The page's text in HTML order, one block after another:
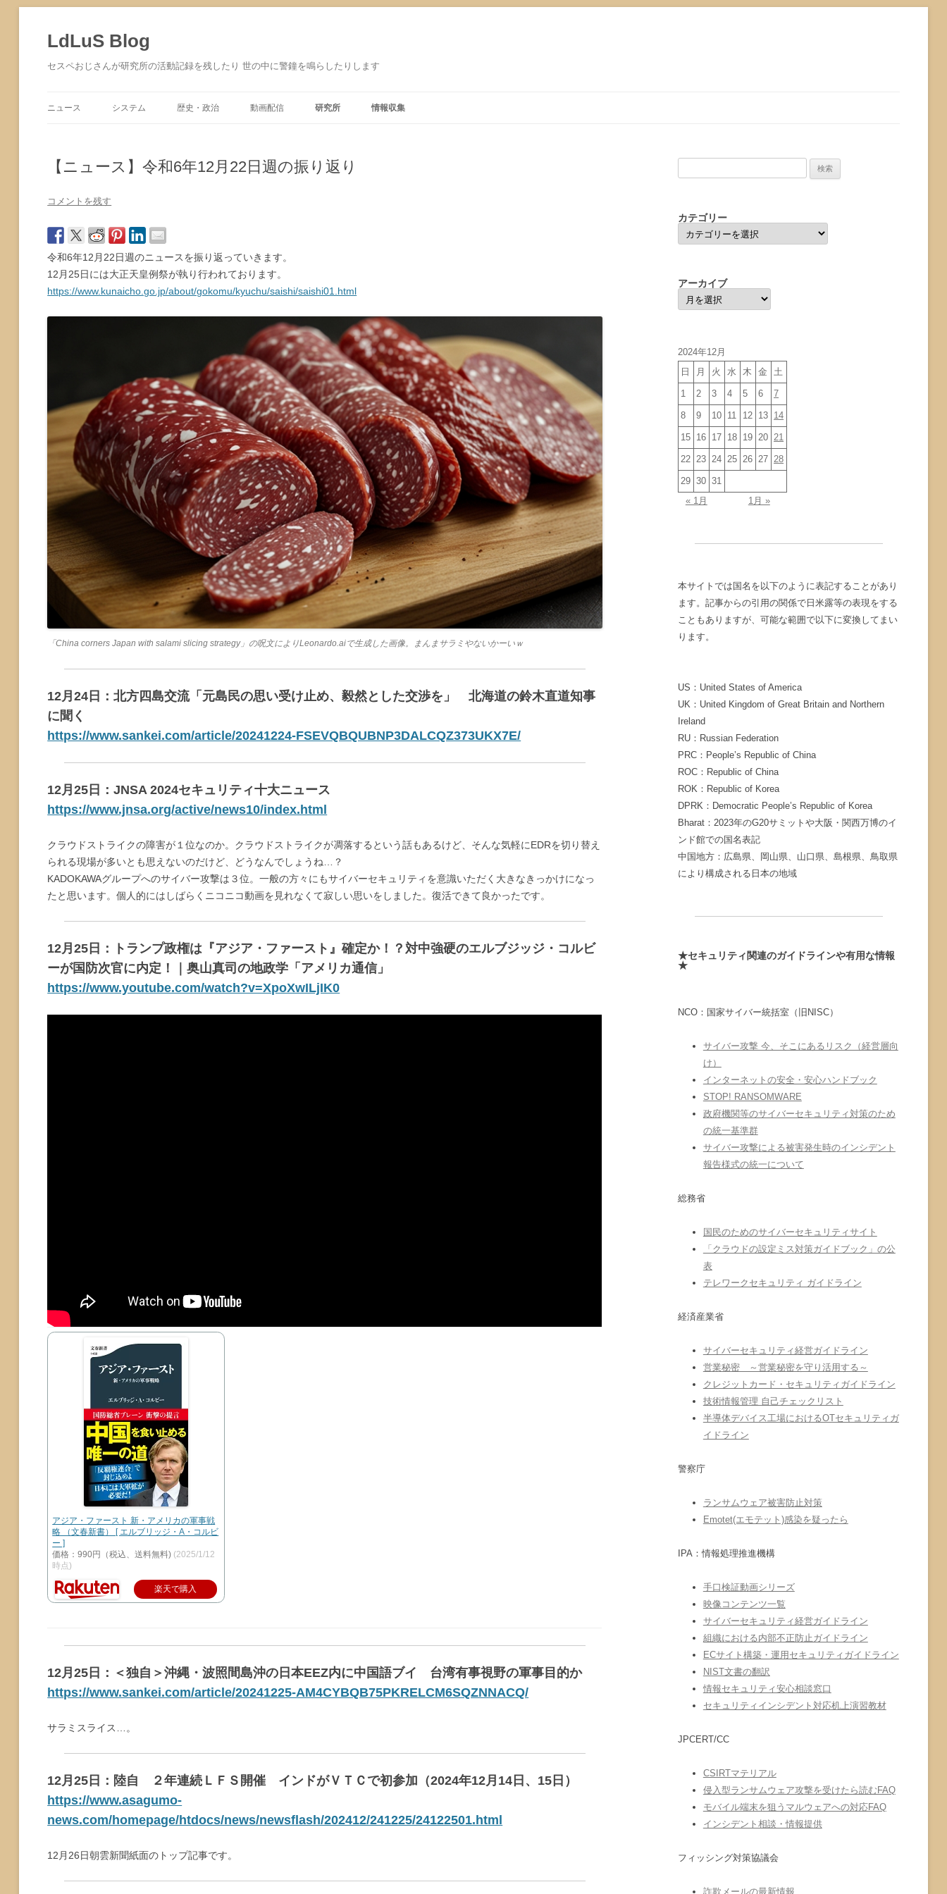
ツ
へ
ス
LdLuS Blog
セスペおじさんが研究所の活動記録を残したり 世の中に警鐘を鳴らしたりします
ニュース システム 歴史・政治 動画配信 研究所 情報収集
【ニュース】令和6年12月22日週の振り返り
コメントを残す
令和6年12月22日週のニュースを振り返っていきます。
12月25日には大正天皇例祭が執り行われております。
https://www.kunaicho.go.jp/about/gokomu/kyuchu/saishi/saishi01.html
「China corners Japan with salami slicing strategy」の呪文によりLeonardo.aiで生成した画像。まんまサラミやないかーいｗ
12月24日：北方四島交流「元島民の思い受け止め、毅然とした交渉を」 北海道の鈴木直道知事
に聞く
https://www.sankei.com/article/20241224-FSEVQBQUBNP3DALCQZ373UKX7E/
12月25日：JNSA 2024セキュリティ十大ニュース
https://www.jnsa.org/active/news10/index.html
クラウドストライクの障害が１位なのか。クラウドストライクが凋落するという話もあるけど、そんな気軽にEDRを切り替え
られる現場が多いとも思えないのだけど、どうなんでしょうね…？
KADOKAWAグループへのサイバー攻撃は３位。一般の方々にもサイバーセキュリティを意識いただく大きなきっかけになっ
たと思います。個人的にはしばらくニコニコ動画を見れなくて寂しい思いをしました。復活できて良かったです。
12月25日：トランプ政権は『アジア・ファースト』確定か！？対中強硬のエルブジッジ・コルビ
ーが国防次官に内定！｜奥山真司の地政学「アメリカ通信」
https://www.youtube.com/watch?v=XpoXwILjIK0
アジア・ファースト 新・アメリカの軍事戦
略 （文春新書） [ エルブリッジ・A・コルビ
ー ]
価格：990円（税込、送料無料) (2025/1/12
時点)
楽天で購入
12月25日：＜独自＞沖縄・波照間島沖の日本EEZ内に中国語ブイ 台湾有事視野の軍事目的か
https://www.sankei.com/article/20241225-AM4CYBQB75PKRELCM6SQZNNACQ/
サラミスライス…。
12月25日：陸自 ２年連続ＬＦＳ開催 インドがＶＴＣで初参加（2024年12月14日、15日）
https://www.asagumo-
news.com/homepage/htdocs/news/newsflash/202412/241225/24122501.html
12月26日朝雲新聞紙面のトップ記事です。
カテゴリー
カ
テ
ゴ
アーカイブ
ア
ー
カ
2024年12月
日
月 火 水 木 金 土
1 2 3 4 5 6 7
8 9 10 11 12 13 14
15 16 17 18 19 20 21
22 23 24 25 26 27 28
29 30 31
« 1月
1月 »
本サイトでは国名を以下のように表記することがあり
ます。記事からの引用の関係で日米露等の表現をする
こともありますが、可能な範囲で以下に変換してまい
ります。
US：United States of America
UK：United Kingdom of Great Britain and Northern
Ireland
RU：Russian Federation
PRC：People’s Republic of China
ROC：Republic of China
ROK：Republic of Korea
DPRK：Democratic People’s Republic of Korea
Bharat：2023年のG20サミットや大阪・関西万博のイ
ンド館での国名表記
中国地方：広島県、岡山県、山口県、島根県、鳥取県
により構成される日本の地域
★セキュリティ関連のガイドラインや有用な情報
★
NCO：国家サイバー統括室（旧NISC）
サイバー攻撃 今、そこにあるリスク（経営層向
け）
インターネットの安全・安心ハンドブック
STOP! RANSOMWARE
政府機関等のサイバーセキュリティ対策のため
の統一基準群
サイバー攻撃による被害発生時のインシデント
報告様式の統一について
総務省
国民のためのサイバーセキュリティサイト
「クラウドの設定ミス対策ガイドブック」の公
表
テレワークセキュリティ ガイドライン
経済産業省
サイバーセキュリティ経営ガイドライン
営業秘密 ～営業秘密を守り活用する～
クレジットカード・セキュリティガイドライン
技術情報管理 自己チェックリスト
半導体デバイス工場におけるOTセキュリティガ
イドライン
警察庁
ランサムウェア被害防止対策
Emotet(エモテット)感染を疑ったら
IPA：情報処理推進機構
手口検証動画シリーズ
映像コンテンツ一覧
サイバーセキュリティ経営ガイドライン
組織における内部不正防止ガイドライン
ECサイト構築・運用セキュリティガイドライン
NIST文書の翻訳
情報セキュリティ安心相談窓口
セキュリティインシデント対応机上演習教材
JPCERT/CC
CSIRTマテリアル
侵入型ランサムウェア攻撃を受けたら読むFAQ
モバイル端末を狙うマルウェアへの対応FAQ
インシデント相談・情報提供
フィッシング対策協議会
詐欺メールの最新情報